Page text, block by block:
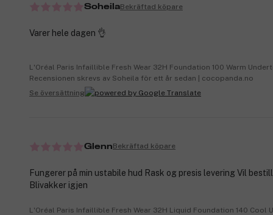
SoheilaBekräftad köpare
Varer hele dagen 👌
L'Oréal Paris Infaillible Fresh Wear 32H Foundation 100 Warm
Recensionen skrevs av Soheila för ett år sedan | cocopanda.no
Se översättning
GlennBekräftad köpare
Fungerer på min ustabile hud Rask og presis levering Vil
Blivakker igjen
L'Oréal Paris Infaillible Fresh Wear 32H Liquid Foundation 140 Cool